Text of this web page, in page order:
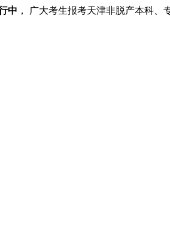
中 ， 广大考生报考天津非脱产本科、